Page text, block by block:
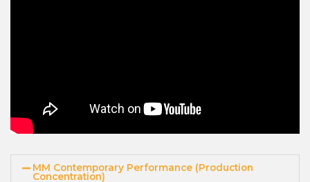
MM Contemporary Performance (Production
Concentration)